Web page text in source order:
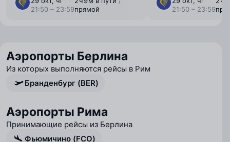
21:50 – 23:59прямой
21:50 – 23:59
Аэропорты Берлина
Из которых выполняются рейсы в Рим
Бранденбург (BER)
Аэропорты Рима
Принимающие рейсы из Берлина
Фьюмичино (FCO)